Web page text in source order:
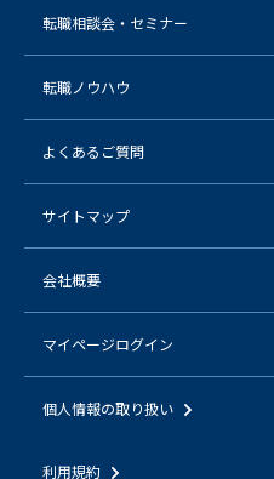
転職相談会・セミナー
転職ノウハウ
よくあるご質問
サイトマップ
会社概要
マイページログイン
個人情報の取り扱い
利用規約